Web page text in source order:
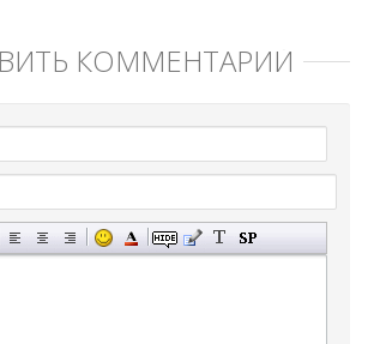
КОММЕНТАРИЙ